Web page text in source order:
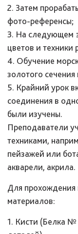
2. Затем
фото-референсы;
3. На следующем
цветов и техники
4. Обучение
золотого
5. Крайний урок
соединения в
были изучены.
Преподаватели
техниками,
пейзажей или
акварели, акрила.
Для прохождения
материалов:
1. Кисти (Белка